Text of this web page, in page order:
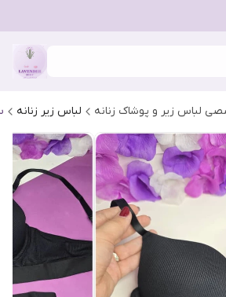
لباس زیر و پوشاک زنانه لباس زیر زنانه